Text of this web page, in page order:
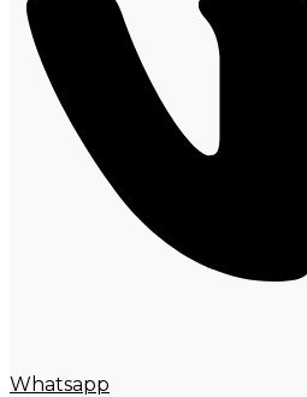
Whatsapp